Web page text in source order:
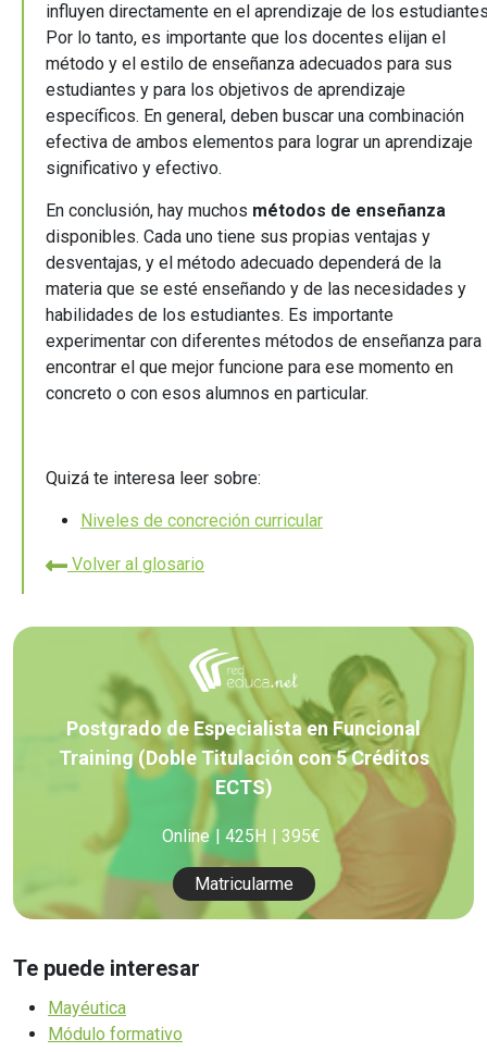
influyen directamente en el aprendizaje de los
Por lo tanto, es importante que los docentes elijan el
método y el estilo de enseñanza adecuados para sus
estudiantes y para los objetivos de aprendizaje
específicos. En general, deben buscar una combinación
efectiva de ambos elementos para lograr un aprendizaje
significativo y efectivo.
En conclusión, hay muchos métodos de enseñanza
disponibles. Cada uno tiene sus propias ventajas y
desventajas, y el método adecuado dependerá de la
materia que se esté enseñando y de las necesidades y
habilidades de los estudiantes. Es importante
experimentar con diferentes métodos de enseñanza para
encontrar el que mejor funcione para ese momento en
concreto o con esos alumnos en particular.
Quizá te interesa leer sobre:
Niveles de concreción curricular
Volver al glosario
Postgrado de Especialista en Funcional
Training (Doble Titulación con 5 Créditos
ECTS)
Online 425H 395€
Matricularme
Te puede interesar
Mayéutica
Módulo formativo